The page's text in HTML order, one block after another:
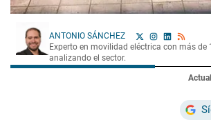
ANTONIO SÁNCHEZ
Experto en movilidad eléctrica con más de
analizando el sector.